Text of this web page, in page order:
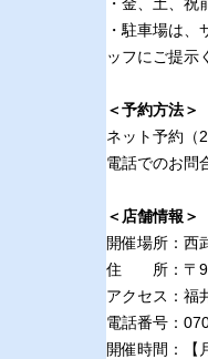
・駐車場は
ッフにご提示
＜予約方法＞
ネット予約（
電話でのお問
＜店舗情報＞
開催場所：西
住 所：〒
アクセス：福
電話番号：
開催時間：【